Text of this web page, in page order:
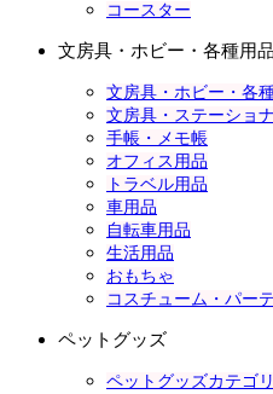
コースター
文房具・ホビー・各種用品
文房具・ホビー・各
文房具・ステーショ
手帳・メモ帳
オフィス用品
トラベル用品
車用品
自転車用品
生活用品
おもちゃ
コスチューム・パー
ペットグッズ
ペットグッズカテゴ